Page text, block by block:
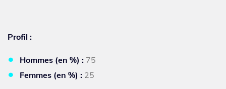
Profil :
Hommes (en %) : 75
Femmes (en %) : 25